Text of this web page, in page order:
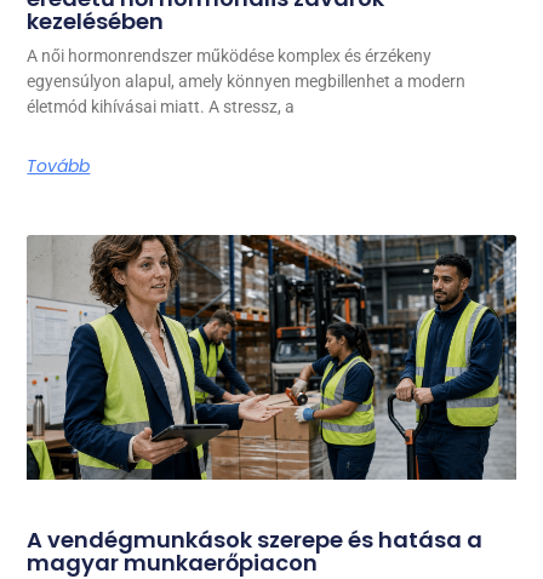
kezelésében
A női hormonrendszer működése komplex és érzékeny
egyensúlyon alapul, amely könnyen megbillenhet a modern
életmód kihívásai miatt. A stressz, a
Tovább
A vendégmunkások szerepe és hatása a
magyar munkaerőpiacon